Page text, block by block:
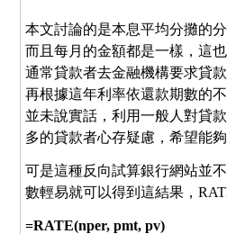
本文討論的是本息平均分攤的
而且每月的金額都是一樣，這
通常貸款者去金融機構要求貸
再根據這年利率依還款期數的
並未說實話，利用一般人對貸
多的貸款者心存疑慮，希望能
可是這種反向試算銀行網站並
數輕易就可以得到這結果，
=RATE(nper, pmt, pv)